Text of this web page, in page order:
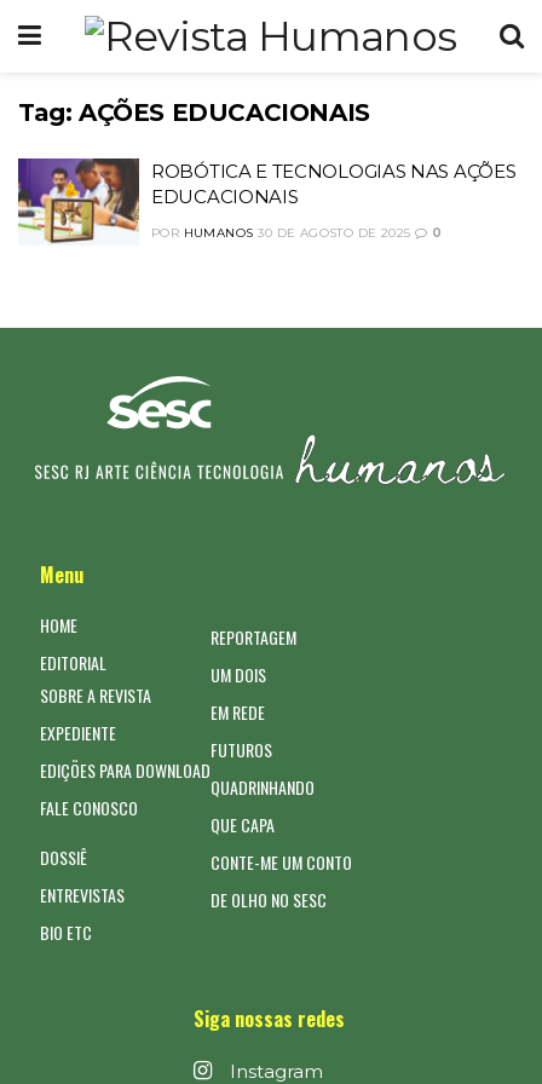
Tag: AÇÕES EDUCACIONAIS
ROBÓTICA E TECNOLOGIAS NAS AÇÕES
EDUCACIONAIS
POR HUMANOS 30 DE AGOSTO DE 2025 0
Menu
HOME
EDITORIAL
SOBRE A REVISTA
EXPEDIENTE
EDIÇÕES PARA DOWNLOAD
FALE CONOSCO
DOSSIÊ
ENTREVISTAS
BIO ETC
REPORTAGEM
UM DOIS
EM REDE
FUTUROS
QUADRINHANDO
QUE CAPA
CONTE-ME UM CONTO
DE OLHO NO SESC
Siga nossas redes
Instagram